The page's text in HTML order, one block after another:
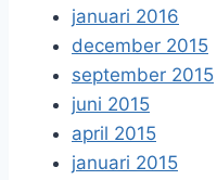
januari 2016
december 2015
september 2015
juni 2015
april 2015
januari 2015